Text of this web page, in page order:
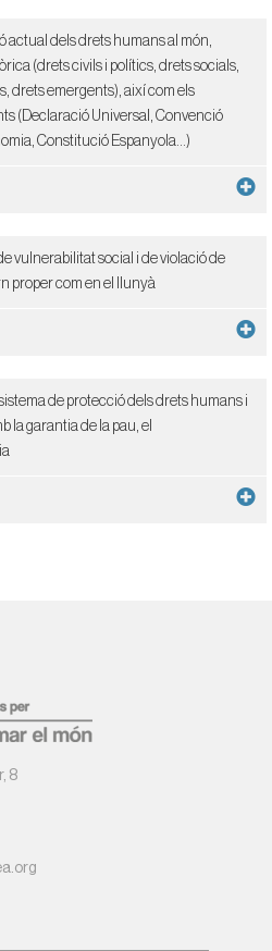
actual dels drets humans al món,
(drets civils i polítics, drets socials,
drets emergents), així com els
(Declaració Universal, Convenció
Constitució Espanyola...)
vulnerabilitat social i de violació de
proper com en el llunyà
de protecció dels drets humans i
la garantia de la pau, el
8